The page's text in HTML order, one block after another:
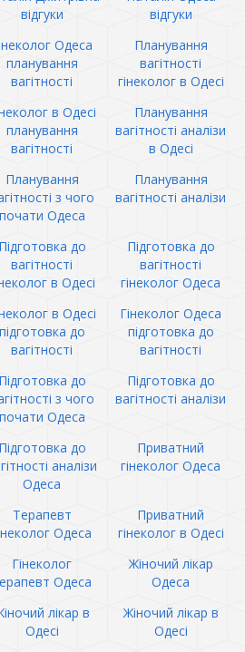
відгуки
відгуки
Одеса
планування
вагітності
Планування
вагітності
гінеколог в Одесі
в Одесі
планування
вагітності
Планування
вагітності аналізи
в Одесі
Планування
з чого
почати Одеса
Планування
вагітності аналізи
Підготовка до
вагітності
в Одесі
Підготовка до
вагітності
гінеколог Одеса
в Одесі
підготовка до
вагітності
Гінеколог Одеса
підготовка до
вагітності
Підготовка до
з чого
почати Одеса
Підготовка до
вагітності аналізи
Підготовка до
аналізи
Одеса
Приватний
гінеколог Одеса
Терапевт
Одеса
Приватний
гінеколог в Одесі
Гінеколог
Одеса
Жіночий лікар
Одеса
лікар в
Одесі
Жіночий лікар в
Одесі